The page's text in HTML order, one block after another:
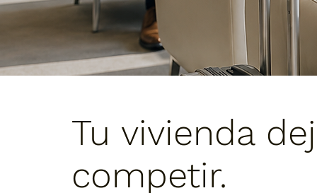
Tu vivienda
competir.